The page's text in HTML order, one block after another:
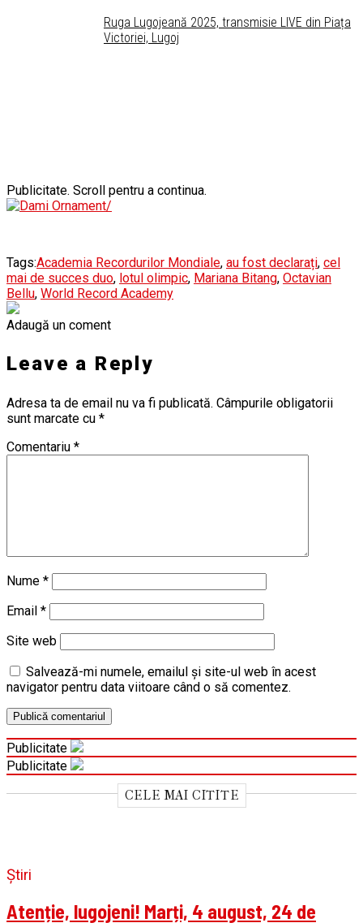
Ruga Lugojeană 2025, transmisie LIVE din Piața
Victoriei, Lugoj
Publicitate. Scroll pentru a continua.
Tags:Academia Recordurilor Mondiale, au fost declarați, cel
mai de succes duo, lotul olimpic, Mariana Bitang, Octavian
Bellu, World Record Academy
Adaugă un coment
Leave a Reply
Adresa ta de email nu va fi publicată. Câmpurile obligatorii
sunt marcate cu *
Comentariu *
Nume *
Email *
Site web
Salvează-mi numele, emailul și site-ul web în acest
navigator pentru data viitoare când o să comentez.
Publicitate
Publicitate
CELE MAI CITITE
Știri
Atenție, lugojeni! Marți, 4 august, 24 de